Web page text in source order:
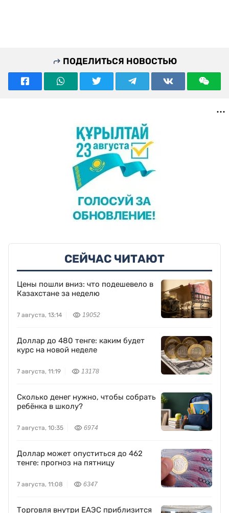
ПОДЕЛИТЬСЯ НОВОСТЬЮ
СЕЙЧАС ЧИТАЮТ
Цены пошли вниз: что подешевело в
Казахстане за неделю
7 августа, 13:14 19052
Доллар до 480 тенге: каким будет
курс на новой неделе
7 августа, 11:19 13178
Сколько денег нужно, чтобы собрать
ребёнка в школу?
7 августа, 10:35 6974
Доллар может опуститься до 462
тенге: прогноз на пятницу
7 августа, 11:08 6347
Торговля внутри ЕАЭС приблизится